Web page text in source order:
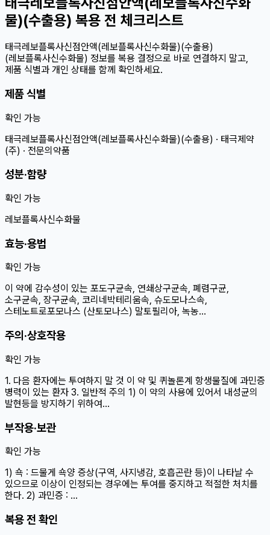
물)(수출용) 복용 전 체크리스트
태극레보플록사신점안액(레보플록사신수화물)(수출용)
(레보플록사신수화물) 정보를 복용 결정으로 바로 연결하지 말고,
제품 식별과 개인 상태를 함께 확인하세요.
제품 식별
확인 가능
태극레보플록사신점안액(레보플록사신수화물)(수출용) · 태극제약
(주) · 전문의약품
성분·함량
확인 가능
레보플록사신수화물
효능·용법
확인 가능
이 약에 감수성이 있는 포도구균속, 연쇄상구균속, 폐렴구균,
소구균속, 장구균속, 코리네박테리움속, 슈도모나스속,
스테노트로포모나스 (산토모나스) 말토필리아, 녹농…
주의·상호작용
확인 가능
1. 다음 환자에는 투여하지 말 것 이 약 및 퀴놀론계 항생물질에 과민증
병력이 있는 환자 3. 일반적 주의 1) 이 약의 사용에 있어서 내성균의
발현등을 방지하기 위하여…
부작용·보관
확인 가능
1) 쇽 : 드물게 쇽양 증상(구역, 사지냉감, 호흡곤란 등)이 나타날 수
있으므로 이상이 인정되는 경우에는 투여를 중지하고 적절한 처치를
한다. 2) 과민증 : …
복용 전 확인